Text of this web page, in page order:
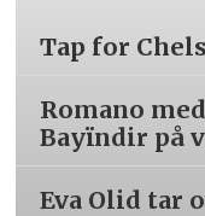
Tap for
Romano
Bayïndir på
Eva Olid tar